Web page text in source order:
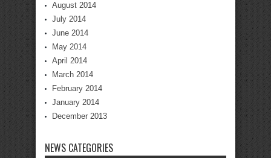
August 2014
July 2014
June 2014
May 2014
April 2014
March 2014
February 2014
January 2014
December 2013
NEWS CATEGORIES